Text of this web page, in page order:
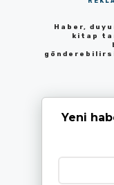
Haber,
kitap
Yeni